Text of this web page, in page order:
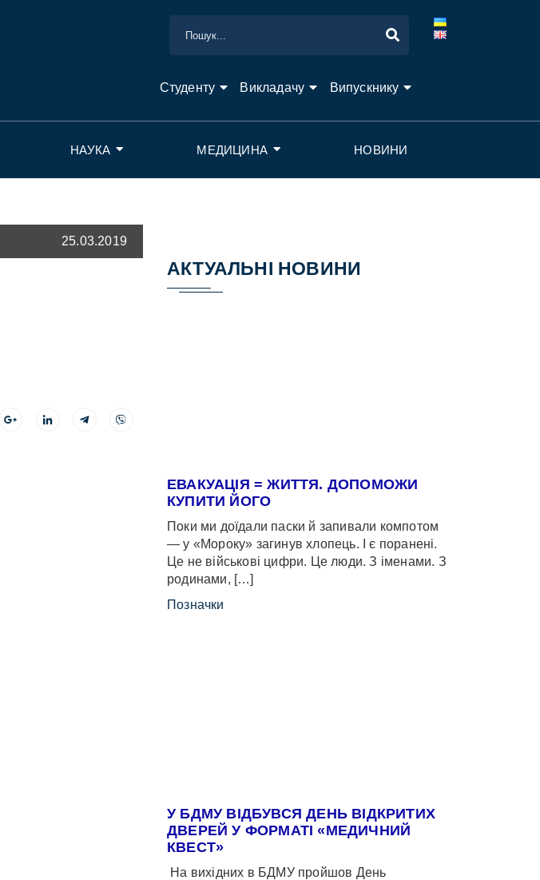
Студенту Викладачу Випускнику
НАУКА МЕДИЦИНА НОВИНИ
25.03.2019
АКТУАЛЬНІ НОВИНИ
ЕВАКУАЦІЯ = ЖИТТЯ. ДОПОМОЖИ
КУПИТИ ЙОГО
Поки ми доїдали паски й запивали компотом
— у «Мороку» загинув хлопець. І є поранені.
Це не військові цифри. Це люди. З іменами. З
родинами, […]
Позначки
У БДМУ ВІДБУВСЯ ДЕНЬ ВІДКРИТИХ
ДВЕРЕЙ У ФОРМАТІ «МЕДИЧНИЙ
КВЕСТ»
На вихідних в БДМУ пройшов День